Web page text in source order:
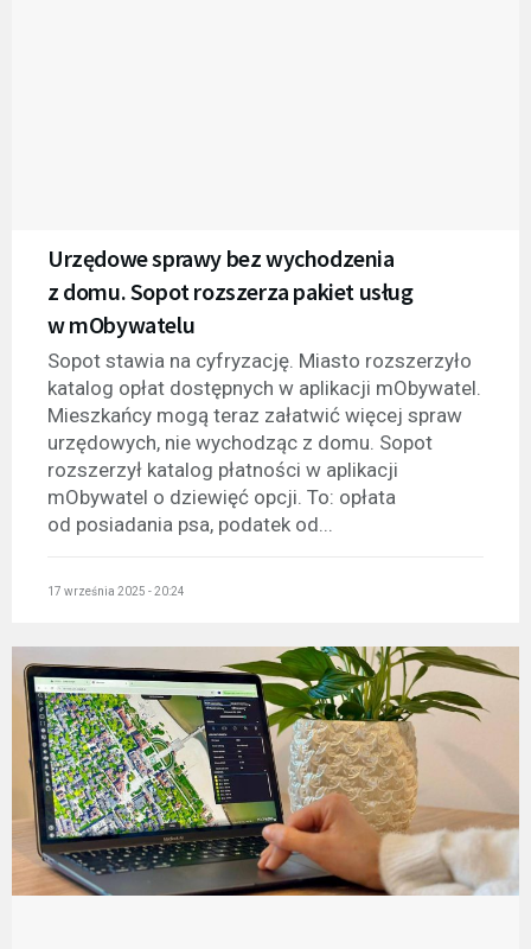
Urzędowe sprawy bez wychodzenia
z domu. Sopot rozszerza pakiet usług
w mObywatelu
Sopot stawia na cyfryzację. Miasto rozszerzyło
katalog opłat dostępnych w aplikacji mObywatel.
Mieszkańcy mogą teraz załatwić więcej spraw
urzędowych, nie wychodząc z domu. Sopot
rozszerzył katalog płatności w aplikacji
mObywatel o dziewięć opcji. To: opłata
od posiadania psa, podatek od...
17 września 2025 - 20:24